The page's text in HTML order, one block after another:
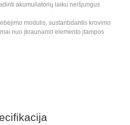
akumuliatorių laiku neišjungus
modulis, sustanbdantis krovimo
nuo įkraunamo elemento įtampos